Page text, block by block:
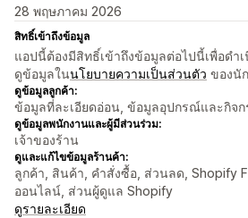
28 พฤษภาคม 2026
สิทธิ์เข้าถึงข้อมูล
แอปนี้ต้องมีสิทธิ์เข้าถึงข้อมูลต่อไปนี้เพื่อด
ดูข้อมูลในนโยบายความเป็นส่วนตัว ของนั
ดูข้อมูลลูกค้า:
ข้อมูลที่ละเอียดอ่อน, ข้อมูลอุปกรณ์และกิจก
ดูข้อมูลพนักงานและผู้มีส่วนร่วม:
เจ้าของร้าน
ดูและแก้ไขข้อมูลร้านค้า:
ลูกค้า, สินค้า, คำสั่งซื้อ, ส่วนลด, Shopify
ออนไลน์, ส่วนผู้ดูแล Shopify
ดูรายละเอียด